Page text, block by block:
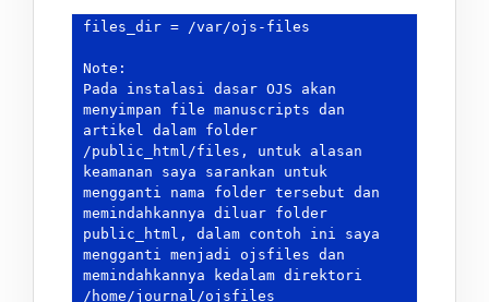
files_dir = /var/ojs-files
Note:
Pada instalasi dasar OJS akan
menyimpan file manuscripts dan
artikel dalam folder
/public_html/files, untuk alasan
keamanan saya sarankan untuk
mengganti nama folder tersebut dan
memindahkannya diluar folder
public_html, dalam contoh ini saya
mengganti menjadi ojsfiles dan
memindahkannya kedalam direktori
/home/journal/ojsfiles